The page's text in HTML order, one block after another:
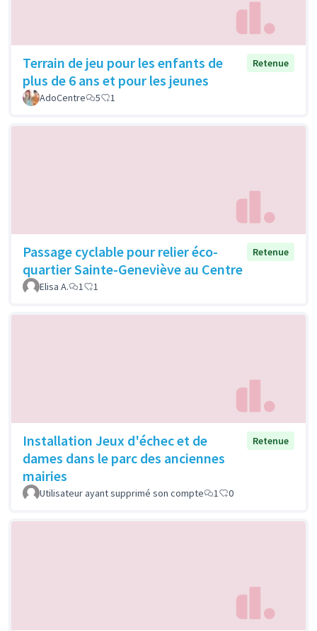
Terrain de jeu pour les enfants de
plus de 6 ans et pour les jeunes
Retenue
AdoCentre 5 1
Passage cyclable pour relier éco-
quartier Sainte-Geneviève au Centre
Retenue
Elisa A. 1 1
Installation Jeux d'échec et de
dames dans le parc des anciennes
mairies
Retenue
Utilisateur ayant supprimé son compte 1 0